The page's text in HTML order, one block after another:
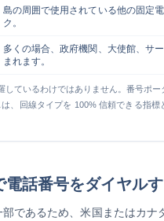
島の周囲で使用されている他の固定
ク。
多くの場合、政府機関、大使館、サ
まれます。
ているわけではありません。番号ポー
、回線タイプを 100% 信頼できる指標
話番号をダイヤル
であるため、米国またはカ